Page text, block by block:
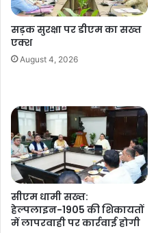
सड़क सुरक्षा पर डीएम का सख्त
एक्श
August 4, 2026
सीएम धामी सख्त:
हेल्पलाइन-1905 की शिकायतों
में लापरवाही पर कार्रवाई होगी